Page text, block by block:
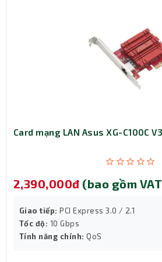
nghiệp, khách sạn, phòng game,
những người dùng chuyên nghiệp
ổn định vượt trội trong mọi tình
Card mạng LAN Asus XG-C100C
2,390,000đ (bao gồm
Giao tiếp: PCI Express 3.0 / 2.1
Tốc độ: 10 Gbps
Tính năng chính: QoS